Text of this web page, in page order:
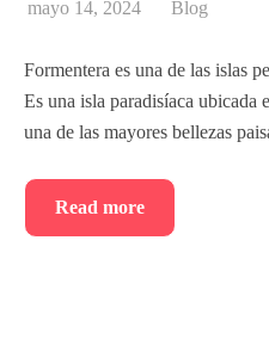
mayo 14, 2024 Blog
Formentera es una de las islas
Es una isla paradisíaca ubicada
una de las mayores bellezas
Read more